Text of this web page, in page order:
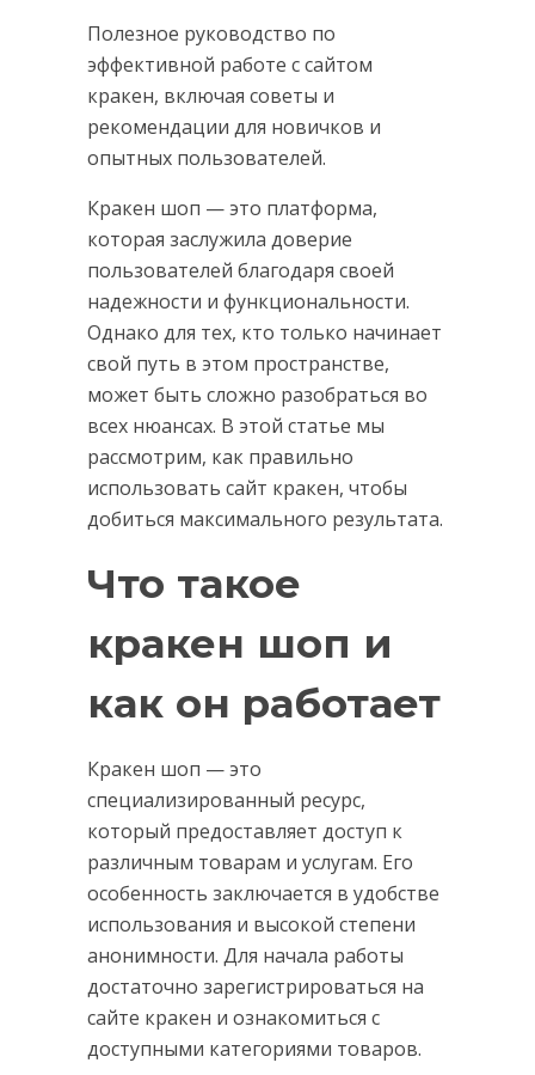
Полезное руководство по
эффективной работе с сайтом
кракен, включая советы и
рекомендации для новичков и
опытных пользователей.
Кракен шоп — это платформа,
которая заслужила доверие
пользователей благодаря своей
надежности и функциональности.
Однако для тех, кто только начинает
свой путь в этом пространстве,
может быть сложно разобраться во
всех нюансах. В этой статье мы
рассмотрим, как правильно
использовать сайт кракен, чтобы
добиться максимального результата.
Что такое
кракен шоп и
как он работает
Кракен шоп — это
специализированный ресурс,
который предоставляет доступ к
различным товарам и услугам. Его
особенность заключается в удобстве
использования и высокой степени
анонимности. Для начала работы
достаточно зарегистрироваться на
сайте кракен и ознакомиться с
доступными категориями товаров.